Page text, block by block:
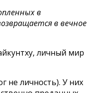
в
в вечное
личный мир
не личность). У них